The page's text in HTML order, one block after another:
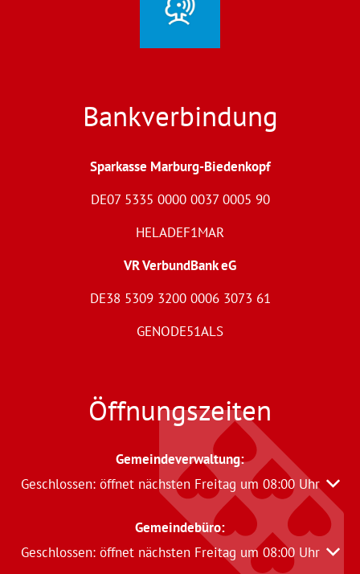
Bankverbindung
Sparkasse Marburg-Biedenkopf
DE07 5335 0000 0037 0005 90
HELADEF1MAR
VR VerbundBank eG
DE38 5309 3200 0006 3073 61
GENODE51ALS
Öffnungszeiten
Gemeindeverwaltung:
Klicken, um weitere Öffnungs- oder Schließzeiten
Geschlossen: öffnet nächsten Freitag um 08:00 Uhr
Gemeindebüro:
Klicken, um weitere Öffnungs- oder Schließzeiten
Geschlossen: öffnet nächsten Freitag um 08:00 Uhr